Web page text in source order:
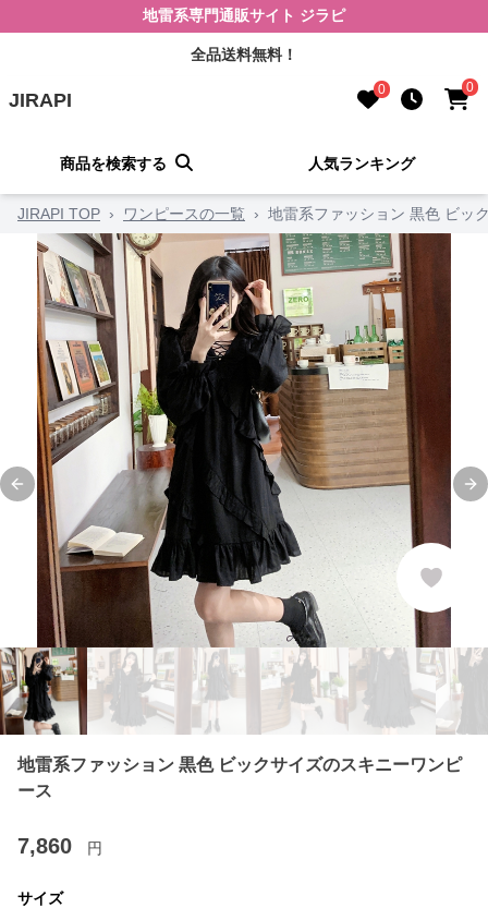
地雷系専門通販サイト ジラピ
全品送料無料！
JIRAPI 0 0
商品を検索する 人気ランキング
JIRAPI TOP › ワンピースの一覧 › 地雷系ファッション 黒色 ビッ
Previous slide
地雷系ファッション 黒色 ビックサイズのスキニーワンピ
ース
7,860 円
サイズ